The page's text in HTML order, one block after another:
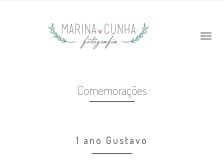
Comemorações
1 ano Gustavo